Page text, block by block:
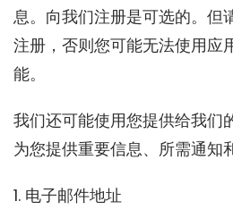
息。向我们注册是可选的。但
注册，否则您可能无法使用应
能。
我们还可能使用您提供给我们
为您提供重要信息、所需通知
1. 电子邮件地址